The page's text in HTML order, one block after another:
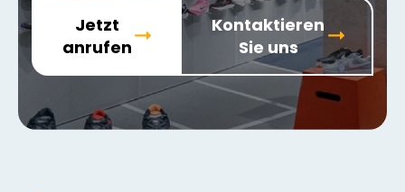
Jetzt
anrufen
Kontaktieren
Sie uns